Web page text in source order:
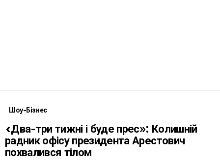
Шоу-Бізнес
«Два-три тижні і буде прес»: Колишній
радник офісу президента Арестович
похвалився тілом